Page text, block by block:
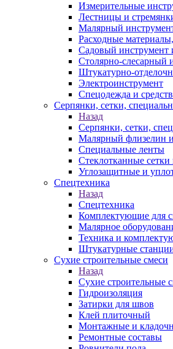
Измерительные
Лестницы и
Малярный
Расходные
Садовый инструмент
Столярно-слесарный
Штукатурно-
Электроинструмент
Спецодежда и
Серпянки, сетки,
Назад
Серпянки, сетки,
Малярный флизелин и
Специальные ленты
Стеклотканные сетки
Углозащитные и
Спецтехника
Назад
Спецтехника
Комплектующие для
Малярное
Техника и
Штукатурные
Сухие строительные смеси
Назад
Сухие строительные
Гидроизоляция
Затирки для швов
Клей плиточный
Монтажные и
Ремонтные составы